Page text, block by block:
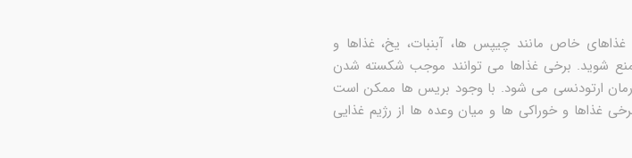
خاص مانند چیپس ها، آبنبات، یخ، غذاها و
شوید. برخی غذاها می توانند موجب شکسته شدن
ارتودنسی می شود. با وجود بریس ها ممکن است
غذاها و خوراکی ها و میان وعده ها از رژیم غذایی